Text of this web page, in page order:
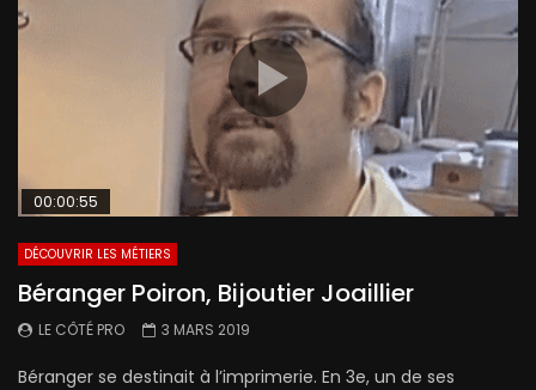
00:00:55
DÉCOUVRIR LES MÉTIERS
Béranger Poiron, Bijoutier Joaillier
LE CÔTÉ PRO 3 MARS 2019
Béranger se destinait à l’imprimerie. En 3e, un de ses